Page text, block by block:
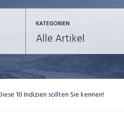
KATEGORIEN
10 Indizien sollten Sie kennen!